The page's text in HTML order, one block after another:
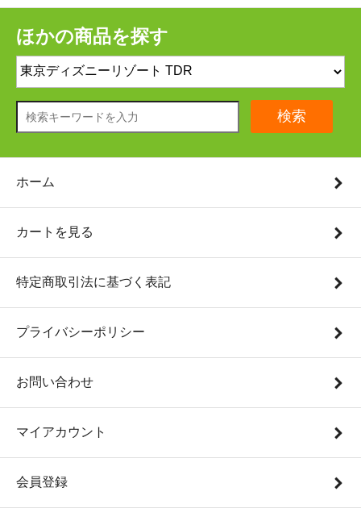
ほかの商品を探す
検索
ホーム
カートを見る
特定商取引法に基づく表記
プライバシーポリシー
お問い合わせ
マイアカウント
会員登録